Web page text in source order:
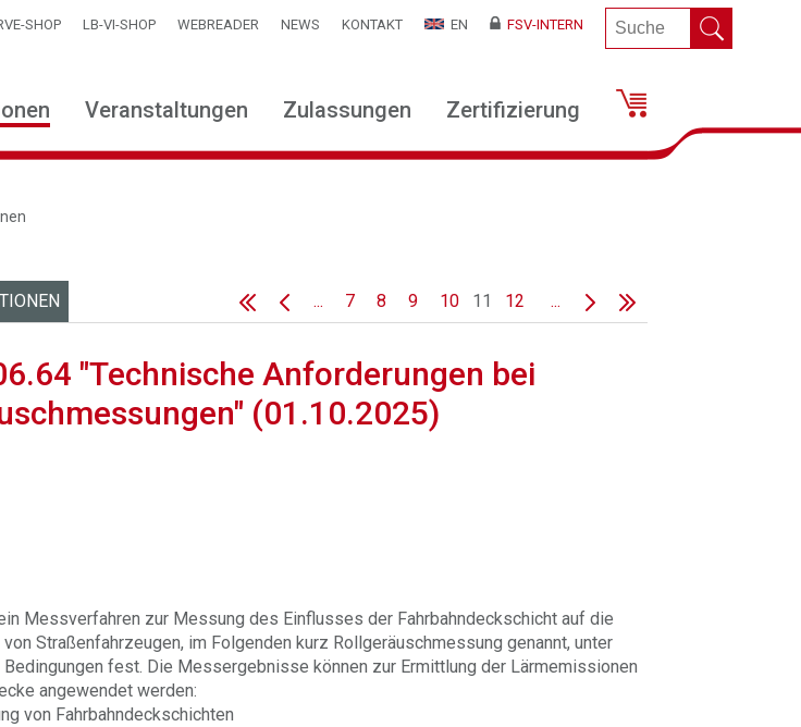
SHOP LB-VI-SHOP WEBREADER NEWS KONTAKT EN FSV-INTERN
Veranstaltungen Zulassungen Zertifizierung
... 7 8 9 10 11 12 ...
"Technische Anforderungen bei
(01.10.2025)
Messverfahren zur Messung des Einflusses der Fahrbahndeckschicht auf die
Straßenfahrzeugen, im Folgenden kurz Rollgeräuschmessung genannt, unter
fest. Die Messergebnisse können zur Ermittlung der Lärmemissionen
angewendet werden:
von Fahrbahndeckschichten